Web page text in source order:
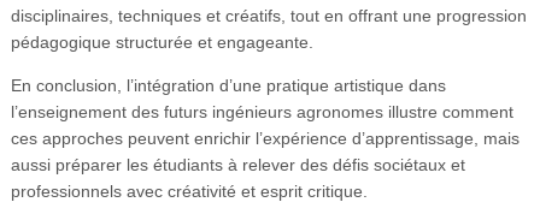
disciplinaires, techniques et créatifs, tout en offrant une progression
pédagogique structurée et engageante.
En conclusion, l’intégration d’une pratique artistique dans
l’enseignement des futurs ingénieurs agronomes illustre comment
ces approches peuvent enrichir l’expérience d’apprentissage, mais
aussi préparer les étudiants à relever des défis sociétaux et
professionnels avec créativité et esprit critique.